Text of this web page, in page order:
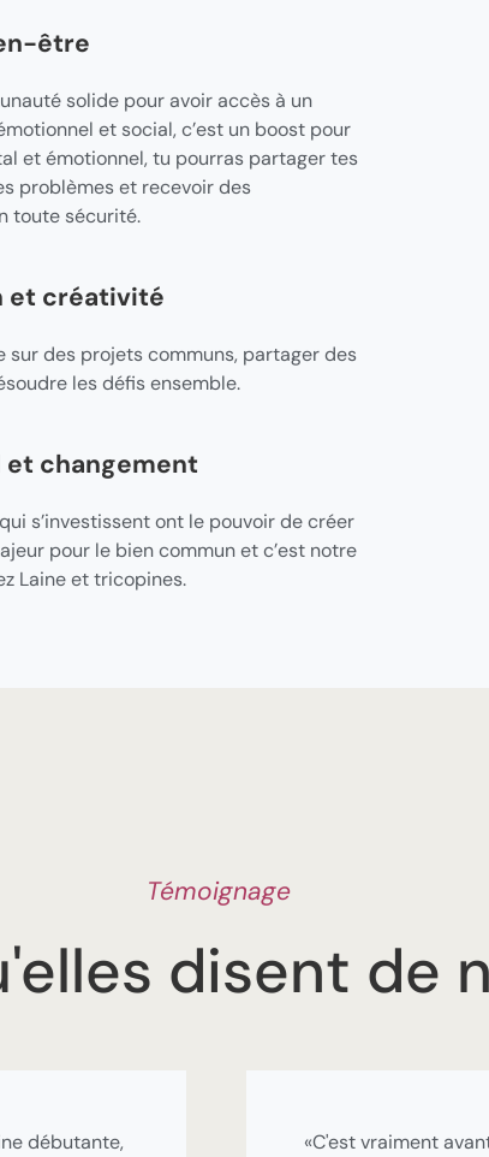
être
solide pour avoir accès à un
et social, c’est un boost pour
et émotionnel, tu pourras partager tes
problèmes et recevoir des
toute sécurité.
et créativité
sur des projets communs, partager des
les défis ensemble.
changement
s’investissent ont le pouvoir de créer
pour le bien commun et c’est notre
Laine et tricopines.
Témoignage
disent de
débutante,
«C'est vraiment